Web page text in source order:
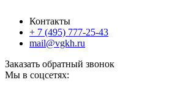
Контакты
+ 7 (495) 777-25-43
mail@vgkh.ru
Заказать обратный звонок
Мы в соцсетях: